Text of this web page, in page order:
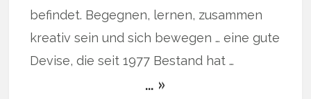
befindet. Begegnen, lernen, zusammen
kreativ sein und sich bewegen … eine gute
Devise, die seit 1977 Bestand hat …
… »